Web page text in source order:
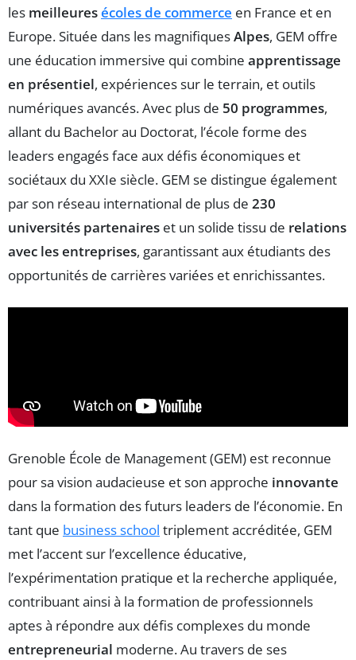
les meilleuresécoles de commerce en France et en
Europe. Située dans les magnifiquesAlpes, GEM offre
une éducation immersive qui combine apprentissage
en présentiel, expériences sur le terrain, et outils
numériques avancés. Avec plus de 50 programmes,
allant du Bachelor au Doctorat, l’école forme des
leaders engagés face aux défis économiques et
sociétaux du XXIe siècle. GEM se distingue également
par son réseau international de plus de 230
universités partenaires et un solide tissu de relations
avec les entreprises, garantissant aux étudiants des
opportunités de carrières variées et enrichissantes.
Grenoble École de Management (GEM) est reconnue
pour sa vision audacieuse et son approche innovante
dans la formation des futurs leaders de l’économie. En
tant que business school triplement accréditée, GEM
met l’accent sur l’excellence éducative,
l’expérimentation pratique et la recherche appliquée,
contribuant ainsi à la formation de professionnels
aptes à répondre aux défis complexes du monde
entrepreneurial moderne. Au travers de ses